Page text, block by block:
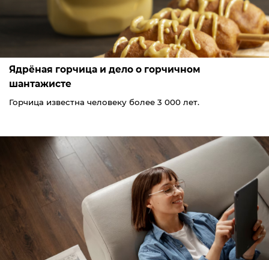
Ядрёная горчица и дело о горчичном
шантажисте
Горчица известна человеку более 3 000 лет.